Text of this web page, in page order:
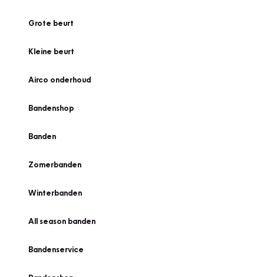
Grote beurt
Kleine beurt
Airco onderhoud
Bandenshop
Banden
Zomerbanden
Winterbanden
All season banden
Bandenservice